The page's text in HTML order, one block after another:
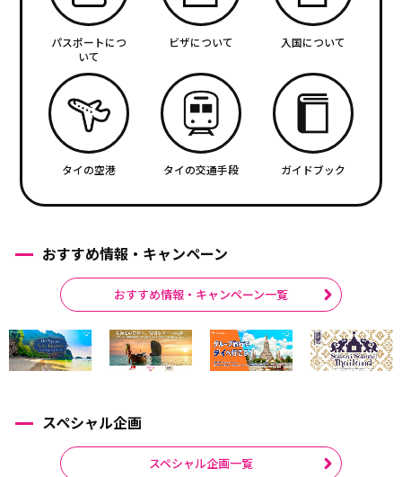
パスポートにつ
いて
ビザについて 入国について
タイの空港 タイの交通手段 ガイドブック
おすすめ情報・キャンペーン
おすすめ情報・キャンペーン一覧
スペシャル企画
スペシャル企画一覧